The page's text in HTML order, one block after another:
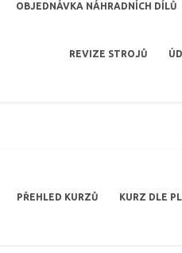
OBJEDNÁVKA NÁHRADNÍCH DÍLŮ
REVIZE STROJŮ
PŘEHLED KURZŮ KURZ DLE